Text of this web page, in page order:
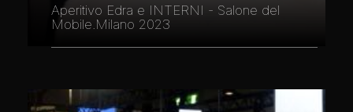
Aperitivo Edra e INTERNI - Salone del
Mobile.Milano 2023